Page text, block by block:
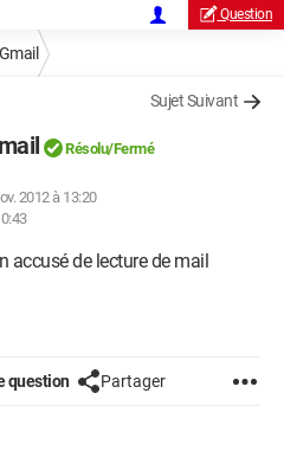
Question
Sujet Suivant
Résolu/Fermé
2012 à 13:20
accusé de lecture de mail
question Partager